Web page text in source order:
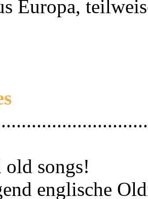
Europa,
songs!
englische